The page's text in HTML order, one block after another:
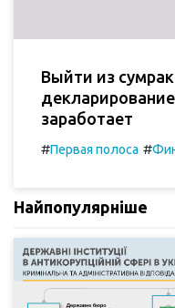
Выйти из
заработает
#Первая полоса #
Найпопулярніше